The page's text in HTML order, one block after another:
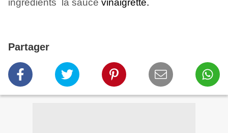
ingrédients la sauce vinaigrette.
Partager